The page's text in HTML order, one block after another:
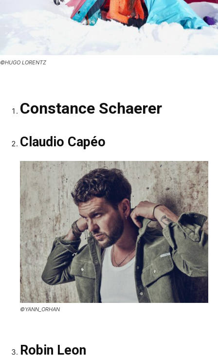
©HUGO LORENTZ
Constance Schaerer
Claudio Capéo
©YANN_ORHAN
Robin Leon